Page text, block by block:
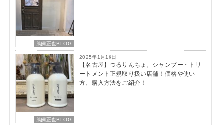
鵜飼正也BLOG
鵜飼正也BLOG
2025年1月16日
【名古屋】つるりんちょ。シャンプー・トリ
ートメント正規取り扱い店舗！価格や使い
方、購入方法をご紹介！